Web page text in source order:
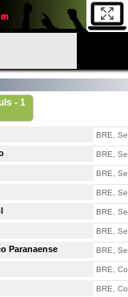
- 1
BRE,
BRE,
BRE,
BRE,
BRE,
BRE,
Paranaense BRE,
BRE,
BRE,